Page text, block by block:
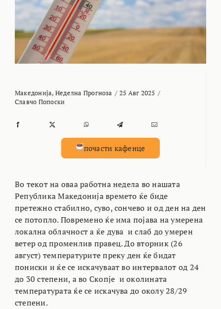
Македонија, Неделна Прогноза / 25 Авг 2025 /
Славчо Попоски
почасти кафенце
Во текот на оваа работна недела во нашата
Република Македонија времето ќе биде
претежно стабилно, суво, сончево и од ден на ден
се потопло. Повремено ќе има појава на умерена
локална облачност а ќе дува и слаб до умерен
ветер од променлив правец. До вторник (26
август) температурите преку ден ќе бидат
пониски и ќе се искачуваат во интервалот од 24
до 30 степени, а во Скопје и околината
температурата ќе се искачува до околу 28/29
степени.